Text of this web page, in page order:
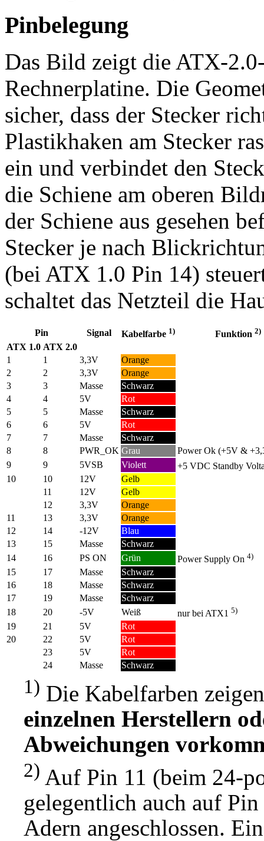
Pinbelegung
Das Bild zeigt die ATX-
Rechnerplatine. Die
sicher, dass der Stecker
Plastikhaken am Stecker
ein und verbindet den
die Schiene am oberen
der Schiene aus gesehen
Stecker je nach
(bei ATX 1.0 Pin 14)
schaltet das Netzteil die
Pin Signal Kabelfarbe 1) Funktion 2)
ATX 1.0 ATX 2.0
1
1 3,3V
Orange
2
2 3,3V
Orange
3
3 Masse
Schwarz
4
4 5V
Rot
5
5 Masse
Schwarz
6
6 5V
Rot
7
7 Masse
Schwarz
8
8 PWR_OK Grau
Power Ok (+5V &
9
9 5VSB Violett
+5 VDC Standby
10
10 12V
Gelb
11
12V
Gelb
12
3,3V
Orange
11
13 3,3V
Orange
12
14 -12V
Blau
13
15 Masse
Schwarz
14
16 PS ON Grün Power Supply On 4)
15 17 Masse
Schwarz
16
18 Masse
Schwarz
17
19 Masse
Schwarz
18
20 -5V Weiß nur bei ATX1 5)
19 21 5V
Rot
20
22 5V
Rot
23
5V
Rot
24
Masse Schwarz
1) Die Kabelfarben
einzelnen Herstellern
Abweichungen
2) Auf Pin 11 (beim 24-
gelegentlich auch auf
Adern angeschlossen.